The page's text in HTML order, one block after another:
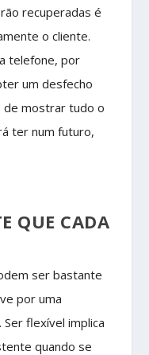
recuperadas é
o cliente.
telefone, por
um desfecho
de mostrar tudo o
ter num futuro,
QUE CADA
ser bastante
por uma
flexível implica
quando se